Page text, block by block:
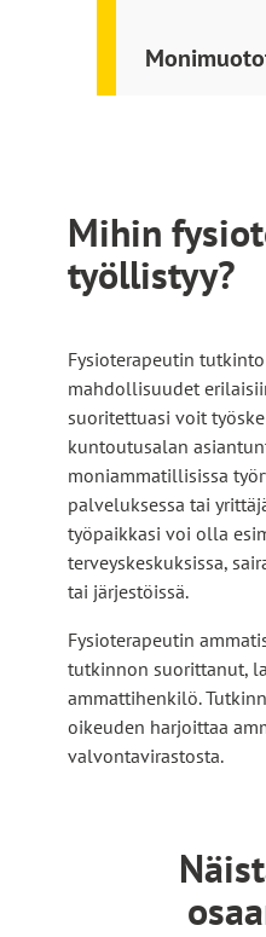
Mihin
työllistyy?
Fysioterapeutin
mahdollisuudet
suoritettuasi voit
kuntoutusalan
moniammatillisissa
palveluksessa tai
työpaikkasi voi olla
terveyskeskuksissa,
tai järjestöissä.
Fysioterapeutin
tutkinnon suorittanut,
ammattihenkilö.
oikeuden harjoittaa
valvontavirastosta.